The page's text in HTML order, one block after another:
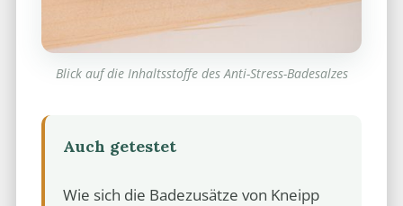
Blick auf die Inhaltsstoffe des Anti-Stress-Badesalzes
Auch getestet
Wie sich die Badezusätze von Kneipp